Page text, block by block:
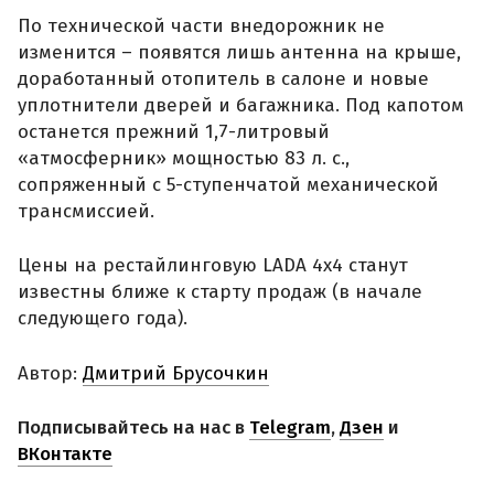
По технической части внедорожник не
изменится – появятся лишь антенна на крыше,
доработанный отопитель в салоне и новые
уплотнители дверей и багажника. Под капотом
останется прежний 1,7-литровый
«атмосферник» мощностью 83 л. с.,
сопряженный с 5-ступенчатой механической
трансмиссией.
Цены на рестайлинговую LADA 4x4 станут
известны ближе к старту продаж (в начале
следующего года).
Автор: Дмитрий Брусочкин
Подписывайтесь на нас в Telegram,Дзен и
ВКонтакте